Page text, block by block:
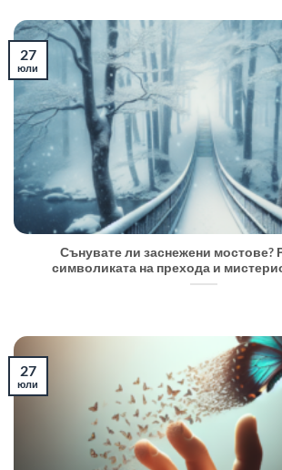
Сънувате ли заснежени мостове?
символиката на прехода и
27
юли
27
юли